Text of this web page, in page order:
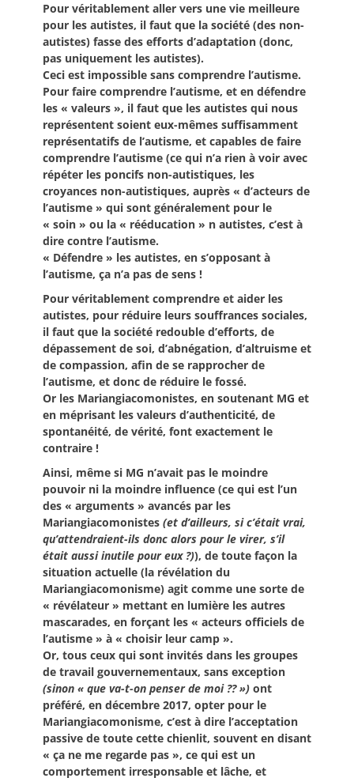
Pour véritablement aller vers une vie meilleure
pour les autistes, il faut que la société (des non-
autistes) fasse des efforts d’adaptation (donc,
pas uniquement les autistes).
Ceci est impossible sans comprendre l’autisme.
Pour faire comprendre l’autisme, et en défendre
les « valeurs », il faut que les autistes qui nous
représentent soient eux-mêmes suffisamment
représentatifs de l’autisme, et capables de faire
comprendre l’autisme (ce qui n’a rien à voir avec
répéter les poncifs non-autistiques, les
croyances non-autistiques, auprès « d’acteurs de
l’autisme » qui sont généralement pour le
« soin » ou la « rééducation » n autistes, c’est à
dire contre l’autisme.
« Défendre » les autistes, en s’opposant à
l’autisme, ça n’a pas de sens !
Pour véritablement comprendre et aider les
autistes, pour réduire leurs souffrances sociales,
il faut que la société redouble d’efforts, de
dépassement de soi, d’abnégation, d’altruisme et
de compassion, afin de se rapprocher de
l’autisme, et donc de réduire le fossé.
Or les Mariangiacomonistes, en soutenant MG et
en méprisant les valeurs d’authenticité, de
spontanéité, de vérité, font exactement le
contraire !
Ainsi, même si MG n’avait pas le moindre
pouvoir ni la moindre influence (ce qui est l’un
des « arguments » avancés par les
Mariangiacomonistes (et d’ailleurs, si c’était vrai,
qu’attendraient-ils donc alors pour le virer, s’il
était aussi inutile pour eux ?)), de toute façon la
situation actuelle (la révélation du
Mariangiacomonisme) agit comme une sorte de
« révélateur » mettant en lumière les autres
mascarades, en forçant les « acteurs officiels de
l’autisme » à « choisir leur camp ».
Or, tous ceux qui sont invités dans les groupes
de travail gouvernementaux, sans exception
(sinon « que va-t-on penser de moi ?? ») ont
préféré, en décembre 2017, opter pour le
Mariangiacomonisme, c’est à dire l’acceptation
passive de toute cette chienlit, souvent en disant
« ça ne me regarde pas », ce qui est un
comportement irresponsable et lâche, et